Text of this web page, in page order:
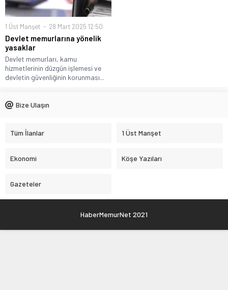
1 Üst Manşet 28 Mart 2025 12:50
Devlet memurlarına yönelik
yasaklar
Devlet memurları, kamu
hizmetlerinin düzgün işlemesi ve
devletin güvenliğinin korunması...
Bize Ulaşın
Tüm İlanlar 1 Üst Manşet
Ekonomi Köşe Yazıları
Gazeteler
HaberMemurNet 2021